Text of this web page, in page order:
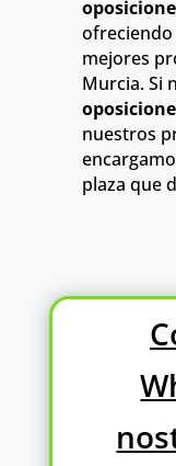
mejores
Murcia. Si
nuestros
plaza que